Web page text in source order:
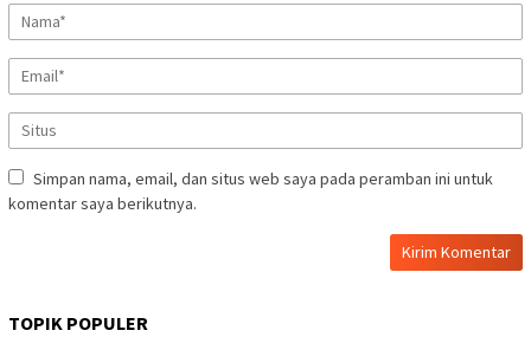
Simpan nama, email, dan situs web saya pada peramban ini untuk
komentar saya berikutnya.
TOPIK POPULER